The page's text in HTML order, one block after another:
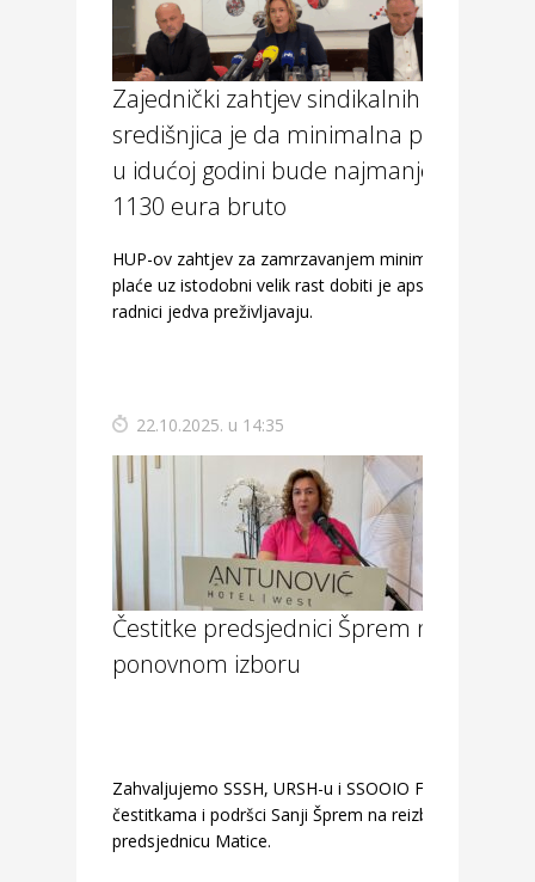
Zajednički zahtjev sindikalnih
središnjica je da minimalna plaća
u idućoj godini bude najmanje
1130 eura bruto
HUP-ov zahtjev za zamrzavanjem minimalne
plaće uz istodobni velik rast dobiti je apsurd -
radnici jedva preživljavaju.
22.10.2025. u 14:35
Čestitke predsjednici Šprem na
ponovnom izboru
Zahvaljujemo SSSH, URSH-u i SSOOIO FBiH na
čestitkama i podršci Sanji Šprem na reizboru za
predsjednicu Matice.